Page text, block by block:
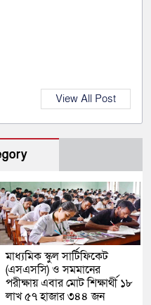
View All Post
মাধ্যমিক স্কুল সার্টিফিকেট
(এসএসসি) ও সমমানের
পরীক্ষায় এবার মোট শিক্ষার্থী ১৮
লাখ ৫৭ হাজার ৩৪৪ জন